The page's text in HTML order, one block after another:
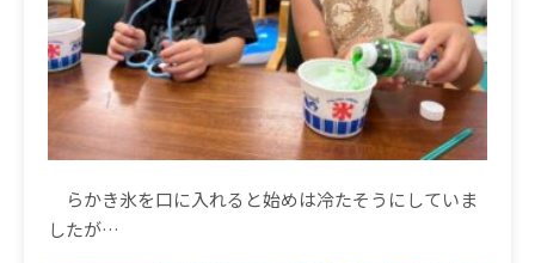
らかき氷を口に入れると始めは冷たそうにしていま
したが…